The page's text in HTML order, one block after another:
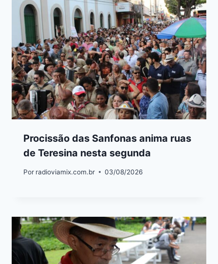
Procissão das Sanfonas anima ruas
de Teresina nesta segunda
Por radioviamix.com.br 03/08/2026